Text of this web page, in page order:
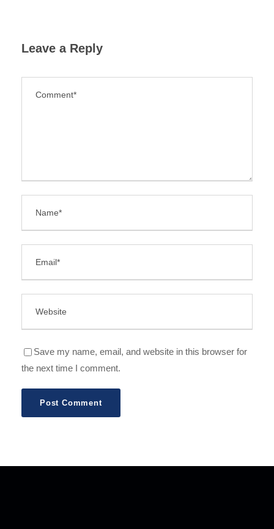
Leave a Reply
Save my name, email, and website in this browser for
the next time I comment.